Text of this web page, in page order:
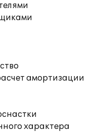
амортизации
характера